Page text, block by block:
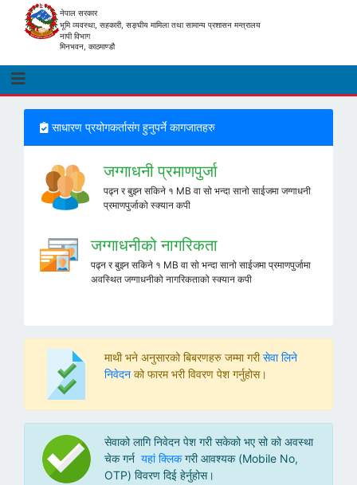
नेपाल सरकार
भूमि व्यवस्था, सहकारी, सङ्घीय मामिला तथा सामान्य प्रशासन मन्त्रालय
नापी विभाग
मिनभवन, काठमाण्डौ
साधारण प्रयोगकर्तासंग हुनुपर्ने कागजातहरु
जग्गाधनी प्रमाणपुर्जा
पढ्न र बुझ्न सकिने १ MB वा सो भन्दा सानो साईजमा जग्गाधनी
प्रमाणपुर्जाको स्क्यान कपी
जग्गाधनीको नागरिकता
पढ्न र बुझ्न सकिने १ MB वा सो भन्दा सानो साईजमा प्रमाणपुर्जामा
अवस्थित जग्गाधनीको नागरिकताको स्क्यान कपी
माथी भने अनुसारको बिबरणहरु जम्मा गरीसेवा लिने
निवेदन को फारम भरी विवरण पेश गर्नुहोस।
सेवाको लागि निवेदन पेश गरी सकेको भए सो को अवस्था
चेक गर्न यहां क्लिकगरी आवश्यक (Mobile No,
OTP) विवरण दिई हेर्नुहोस।